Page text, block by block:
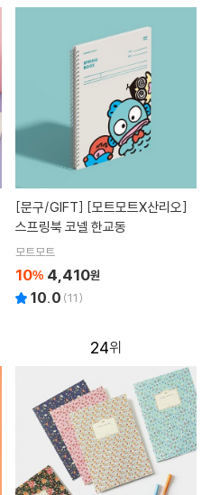
[문구/GIFT]
스프링북 코넬 한교동
모트모트
10% 4,410원
10.0 (11)
24